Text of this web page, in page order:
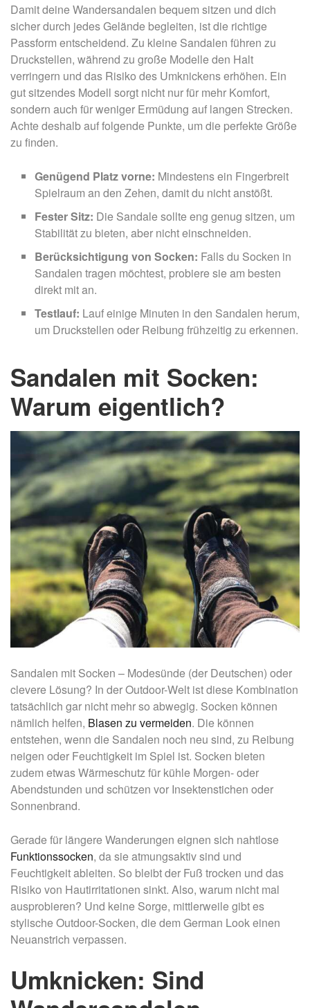
Damit deine Wandersandalen bequem sitzen und dich
sicher durch jedes Gelände begleiten, ist die richtige
Passform entscheidend. Zu kleine Sandalen führen zu
Druckstellen, während zu große Modelle den Halt
verringern und das Risiko des Umknickens erhöhen. Ein
gut sitzendes Modell sorgt nicht nur für mehr Komfort,
sondern auch für weniger Ermüdung auf langen Strecken.
Achte deshalb auf folgende Punkte, um die perfekte Größe
zu finden.
Genügend Platz vorne: Mindestens ein Fingerbreit
Spielraum an den Zehen, damit du nicht anstößt.
Fester Sitz: Die Sandale sollte eng genug sitzen, um
Stabilität zu bieten, aber nicht einschneiden.
Berücksichtigung von Socken: Falls du Socken in
Sandalen tragen möchtest, probiere sie am besten
direkt mit an.
Testlauf: Lauf einige Minuten in den Sandalen herum,
um Druckstellen oder Reibung frühzeitig zu erkennen.
Sandalen mit Socken:
Warum eigentlich?
Sandalen mit Socken – Modesünde (der Deutschen) oder
clevere Lösung? In der Outdoor-Welt ist diese Kombination
tatsächlich gar nicht mehr so abwegig. Socken können
nämlich helfen, Blasen zu vermeiden. Die können
entstehen, wenn die Sandalen noch neu sind, zu Reibung
neigen oder Feuchtigkeit im Spiel ist. Socken bieten
zudem etwas Wärmeschutz für kühle Morgen- oder
Abendstunden und schützen vor Insektenstichen oder
Sonnenbrand.
Gerade für längere Wanderungen eignen sich nahtlose
Funktionssocken, da sie atmungsaktiv sind und
Feuchtigkeit ableiten. So bleibt der Fuß trocken und das
Risiko von Hautirritationen sinkt. Also, warum nicht mal
ausprobieren? Und keine Sorge, mittlerweile gibt es
stylische Outdoor-Socken, die dem German Look einen
Neuanstrich verpassen.
Umknicken: Sind